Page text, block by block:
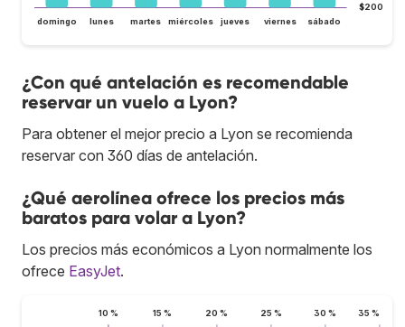
$200
domingo lunes martes miércoles jueves viernes sábado
¿Con qué antelación es recomendable
reservar un vuelo a Lyon?
Para obtener el mejor precio a Lyon se recomienda
reservar con 360 días de antelación.
¿Qué aerolínea ofrece los precios más
baratos para volar a Lyon?
Los precios más económicos a Lyon normalmente los
ofrece EasyJet.
10 % 15 % 20 % 25 % 30 % 35 %